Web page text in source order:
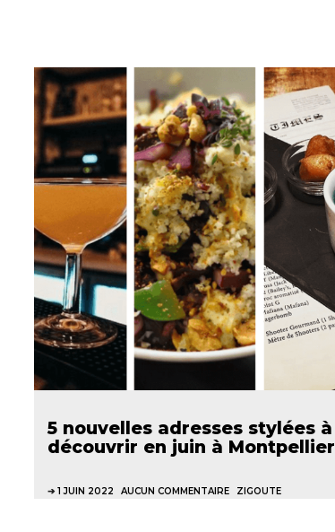
5 nouvelles adresses stylées à
découvrir en juin à Montpellier
1 JUIN 2022 AUCUN COMMENTAIRE ZIGOUTE